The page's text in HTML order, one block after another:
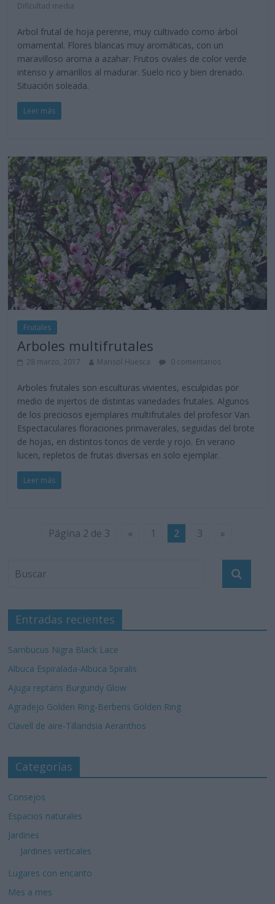
Dificultad media
Arbol frutal de hoja perenne, muy cultivado como árbol
ornamental. Flores blancas muy aromáticas, con un
maravilloso aroma a azahar. Frutos ovales de color verde
intenso y amarillos al madurar. Suelo rico y bien drenado.
Situación soleada.
Leer más
Frutales
Arboles multifrutales
28 marzo, 2017 Marisol Huesca 0 comentarios
Arboles frutales son esculturas vivientes, esculpidas por
medio de injertos de distintas variedades frutales. Algunos
de los preciosos ejemplares multifrutales del profesor Van.
Espectaculares floraciones primaverales, seguidas del brote
de hojas, en distintos tonos de verde y rojo. En verano
lucen, repletos de frutas diversas en solo ejemplar.
Leer más
Página 2 de 3 « 1 2 3 »
Entradas recientes
Sambucus Nigra Black Lace
Albuca Espiralada-Albuca Spiralis
Ajuga reptans Burgundy Glow
Agradejo Golden Ring-Berberis Golden Ring
Clavell de aire-Tillandsia Aeranthos
Categorías
Consejos
Espacios naturales
Jardines
Jardines verticales
Lugares con encanto
Mes a mes